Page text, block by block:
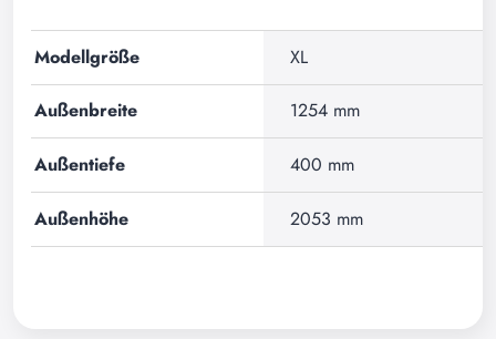
Modellgröße XL
Außenbreite 1254 mm
Außentiefe 400 mm
Außenhöhe 2053 mm